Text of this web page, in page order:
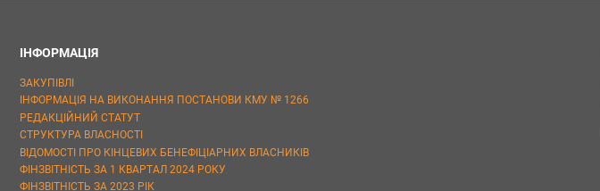
ІНФОРМАЦІЯ
ЗАКУПІВЛІ
ІНФОРМАЦІЯ НА ВИКОНАННЯ ПОСТАНОВИ КМУ № 1266
РЕДАКЦІЙНИЙ СТАТУТ
СТРУКТУРА ВЛАСНОСТІ
ВІДОМОСТІ ПРО КІНЦЕВИХ БЕНЕФІЦІАРНИХ ВЛАСНИКІВ
ФІНЗВІТНІСТЬ ЗА 1 КВАРТАЛ 2024 РОКУ
ФІНЗВІТНІСТЬ ЗА 2023 РІК